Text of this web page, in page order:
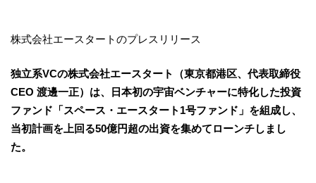
株式会社エースタートのプレスリリース
独立系VCの株式会社エースタート（東京都港区、代表取締役
CEO 渡邊一正）は、日本初の宇宙ベンチャーに特化した投資
ファンド「スペース・エースタート1号ファンド」を組成し、
当初計画を上回る50億円超の出資を集めてローンチしまし
た。